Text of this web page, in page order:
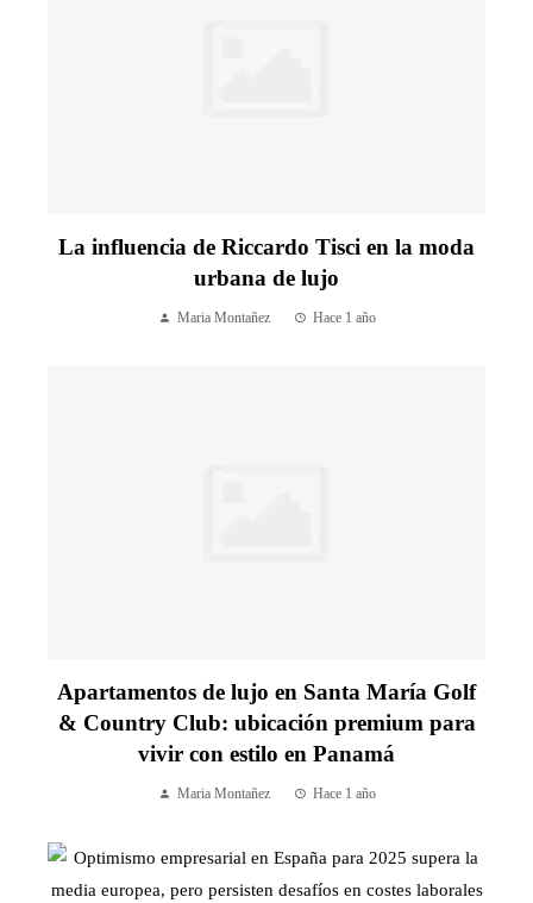
La influencia de Riccardo Tisci en la moda
urbana de lujo
Maria Montañez Hace 1 año
Apartamentos de lujo en Santa María Golf
& Country Club: ubicación premium para
vivir con estilo en Panamá
Maria Montañez Hace 1 año